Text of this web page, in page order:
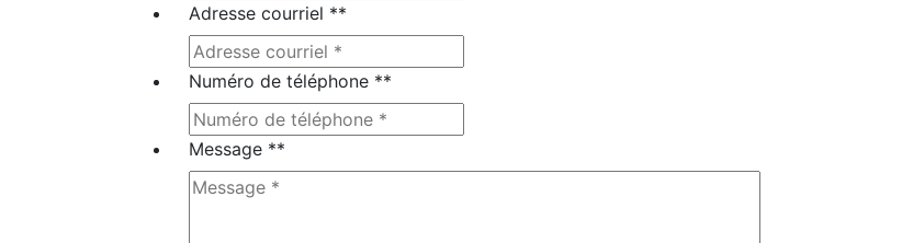
Adresse courriel **
Numéro de téléphone **
Message **